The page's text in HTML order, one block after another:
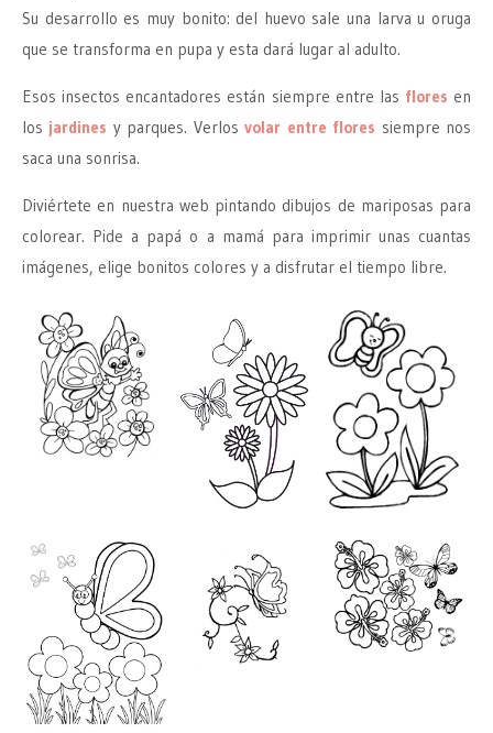
Su desarrollo es muy bonito: del huevo sale una larva u oruga
que se transforma en pupa y esta dará lugar al adulto.
Esos insectos encantadores están siempre entre las flores en
los jardines y parques. Verlosvolar entre flores siempre nos
saca una sonrisa.
Diviértete en nuestra web pintando dibujos de mariposas para
colorear. Pide a papá o a mamá para imprimir unas cuantas
imágenes, elige bonitos colores y a disfrutar el tiempo libre.